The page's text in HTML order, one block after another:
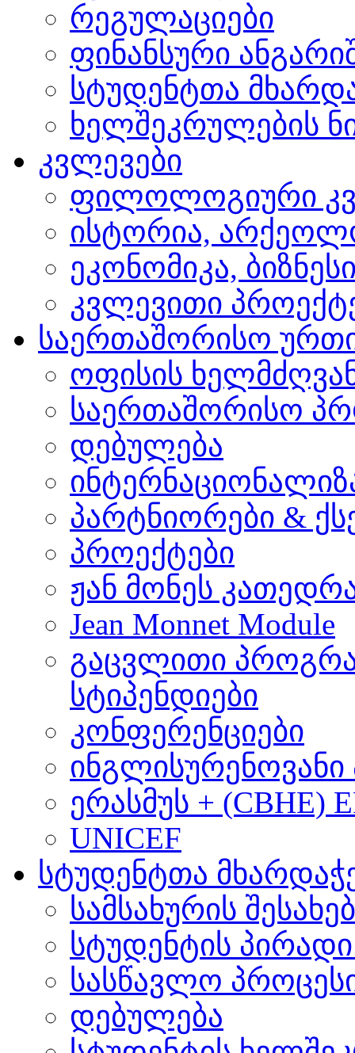
რეგულაციები
ფინანსური
სტუდენტთა
ხელშეკრულების
კვლევები
ფილოლოგიური
ისტორია,
ეკონომიკა,
კვლევითი
საერთაშორისო
ოფისის
საერთაშორისო
დებულება
პარტნიორები &
პროექტები
ჟან მონეს
Jean Monnet Module
გაცვლითი
სტიპენდიები
კონფერენციები
ერასმუს + (CBHE)
UNICEF
სტუდენტთა
სამსახურის შესახებ
სტუდენტის
სასწავლო
დებულება